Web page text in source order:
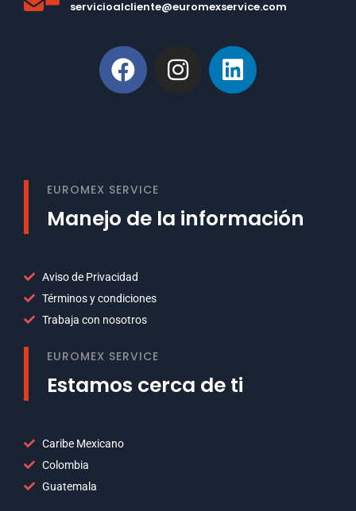
servicioalcliente@euromexservice.com
EUROMEX SERVICE
Manejo de la información
Aviso de Privacidad
Términos y condiciones
Trabaja con nosotros
EUROMEX SERVICE
Estamos cerca de ti
Caribe Mexicano
Colombia
Guatemala